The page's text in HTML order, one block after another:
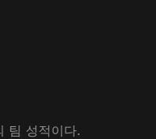
팀 성적이다.